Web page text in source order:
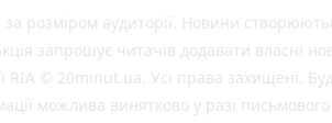
розміром аудиторії. Новини
запрошує читачів додавати власні
RIA © 20minut.ua. Усі права захищені.
можлива винятково у разі